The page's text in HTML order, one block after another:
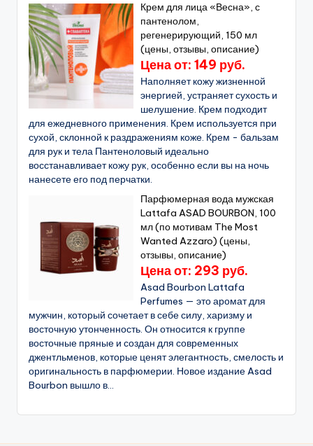
Крем для лица «Весна», с
пантенолом,
регенерирующий, 150 мл
(цены, отзывы, описание)
Цена от: 149 руб.
Наполняет кожу жизненной
энергией, устраняет сухость и
шелушение. Крем подходит
для ежедневного применения. Крем используется при
сухой, склонной к раздражениям коже. Крем - бальзам
для рук и тела Пантеноловый идеально
восстанавливает кожу рук, особенно если вы на ночь
нанесете его под перчатки.
Парфюмерная вода мужская
Lattafa ASAD BOURBON, 100
мл (по мотивам The Most
Wanted Azzaro) (цены,
отзывы, описание)
Цена от: 293 руб.
Asad Bourbon Lattafa
Perfumes — это аромат для
мужчин, который сочетает в себе силу, харизму и
восточную утонченность. Он относится к группе
восточные пряные и создан для современных
джентльменов, которые ценят элегантность, смелость и
оригинальность в парфюмерии. Новое издание Asad
Bourbon вышло в...